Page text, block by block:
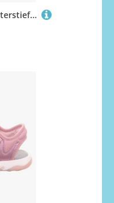
Superfit Snow Max Winterstiefel, Black, 31